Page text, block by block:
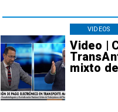
Video |
mixto
VIDEOS